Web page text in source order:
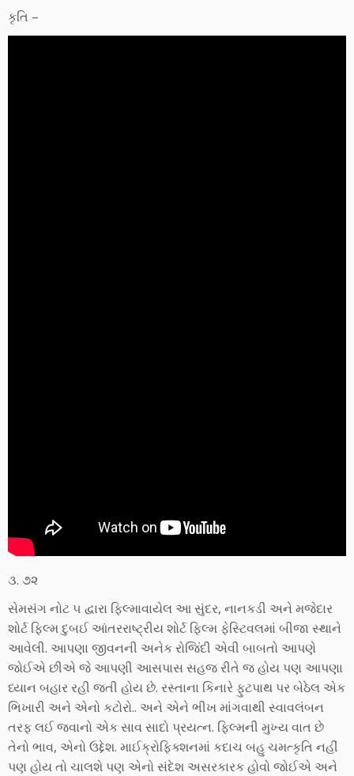
કૃતિ –
૩. ૭૨
સેમસંગ નોટ ૫ દ્વારા ફિલ્માવાયેલ આ સુંદર, નાનકડી અને મજેદાર
શોર્ટ ફિલ્મ દુબઈ આંતરરાષ્ટ્રીય શોર્ટ ફિલ્મ ફેસ્ટિવલમાં બીજા સ્થાને
આવેલી. આપણા જીવનની અનેક રોજિંદી એવી બાબતો આપણે
જોઈએ છીએ જે આપણી આસપાસ સહજ રીતે જ હોય પણ આપણા
ધ્યાન બહાર રહી જતી હોય છે. રસ્તાના કિનારે ફુટપાથ પર બેઠેલ એક
ભિખારી અને એનો કટોરો.. અને એને ભીખ માંગવાથી સ્વાવલંબન
તરફ લઈ જવાનો એક સાવ સાદો પ્રયત્ન. ફિલ્મની મુખ્ય વાત છે
તેનો ભાવ, એનો ઉદ્દેશ. માઈક્રોફિક્શનમાં કદાચ બહુ ચમત્કૃતિ નહીં
પણ હોય તો ચાલશે પણ એનો સંદેશ અસરકારક હોવો જોઈએ અને